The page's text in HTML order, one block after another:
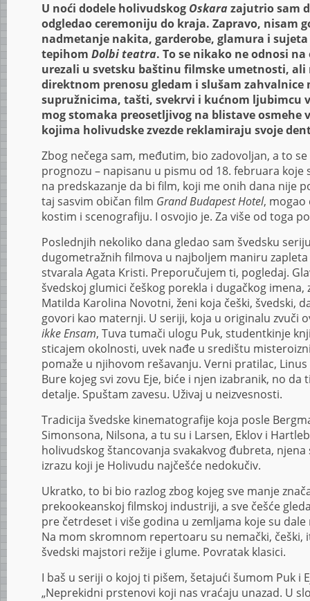
U noći dodele holivudskog Oskarazajutrio sam
odgledao ceremoniju do kraja. Zapravo, nisam
nadmetanje nakita, garderobe, glamura i
tepihom Dolbi teatra. To se nikako ne odnosi
urezali u svetsku baštinu filmske umetnosti, ali
direktnom prenosu gledam i slušam
supružnicima, tašti, svekrvi i kućnom ljubimcu
mog stomaka preosetljivog na blistave osmehe
kojima holivudske zvezde reklamiraju svoje
Zbog nečega sam, međutim, bio zadovoljan, a to
prognozu – napisanu u pismu od 18. februara koje
na predskazanje da bi film, koji me onih dana nije
taj sasvim običan film Grand Budapest Hotel,
kostim i scenografiju. I osvojio je. Za više od toga
Poslednjih nekoliko dana gledao sam švedsku
dugometražnih filmova u najboljem maniru
stvarala Agata Kristi. Preporučujem ti, pogledaj.
švedskoj glumici češkog porekla i dugačkog imena,
Matilda Karolina Novotni, ženi koja češki, švedski,
govori kao maternji. U seriji, koja u originalu zvuči
ikke Ensam, Tuva tumači ulogu Puk, studentkinje
sticajem okolnosti, uvek nađe u središtu
pomaže u njihovom rešavanju. Verni pratilac,
Bure kojeg svi zovu Eje, biće i njen izabranik, no da
detalje. Spuštam zavesu. Uživaj u neizvesnosti.
Tradicija švedske kinematografije koja posle
Simonsona, Nilsona, a tu su i Larsen, Eklov i
holivudskog štancovanja svakakvog đubreta,
izrazu koji je Holivudu najčešće nedokučiv.
Ukratko, to bi bio razlog zbog kojeg sve manje
prekookeanskoj filmskoj industriji, a sve češće
pre četrdeset i više godina u zemljama koje su
Na mom skromnom repertoaru su nemački, češki,
švedski majstori režije i glume. Povratak klasici.
I baš u seriji o kojoj ti pišem, šetajući šumom Puk i
„Neprekidni prstenovi koji nas vraćaju unazad. U